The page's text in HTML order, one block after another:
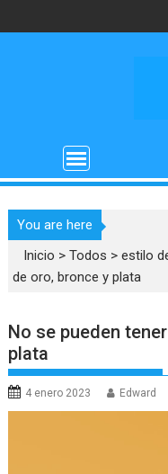
al
You are here
Inicio >Todos >estilo
de oro, bronce y plata
No se pueden
plata
4 enero 2023 Edward